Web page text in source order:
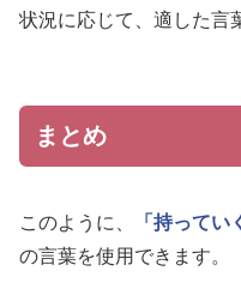
状況に応じて、適した言
まとめ
このように、 「持ってい
の言葉を使用できます。